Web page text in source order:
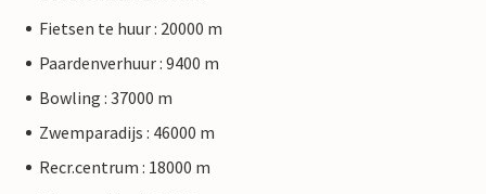
Fietsen te huur : 20000 m
Paardenverhuur : 9400 m
Bowling : 37000 m
Zwemparadijs : 46000 m
Recr.centrum : 18000 m